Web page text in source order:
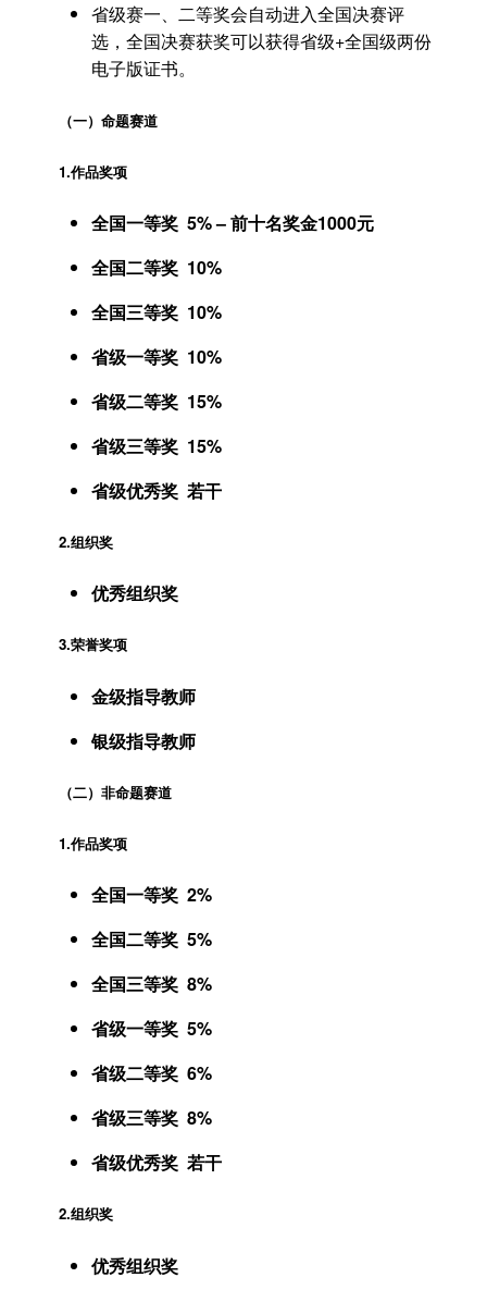
省级赛一、二等奖会自动进入全国决赛评
选，全国决赛获奖可以获得省级+全国级两份
电子版证书。
（一）命题赛道
1.作品奖项
全国一等奖 5% – 前十名奖金1000元
全国二等奖 10%
全国三等奖 10%
省级一等奖 10%
省级二等奖 15%
省级三等奖 15%
省级优秀奖 若干
2.组织奖
优秀组织奖
3.荣誉奖项
金级指导教师
银级指导教师
（二）非命题赛道
1.作品奖项
全国一等奖 2%
全国二等奖 5%
全国三等奖 8%
省级一等奖 5%
省级二等奖 6%
省级三等奖 8%
省级优秀奖 若干
2.组织奖
优秀组织奖